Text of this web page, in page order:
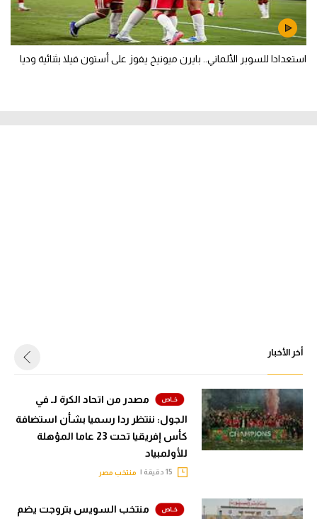
استعدادا للسوبر الألماني.. بايرن ميونيخ يفوز على أستون فيلا بثنائية وديا
أخر الأخبار
مصدر من اتحاد الكرة لـ في
الجول: ننتظر ردا رسميا بشأن استضافة
كأس إفريقيا تحت 23 عاما المؤهلة
للأولمبياد
منتخب مصر
منتخب السويس بتروجت يضم